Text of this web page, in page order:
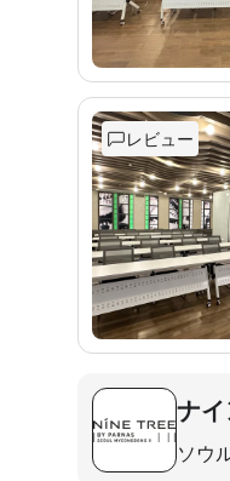
レビュー
ナ
ソウ